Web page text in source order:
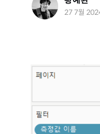
27 7월